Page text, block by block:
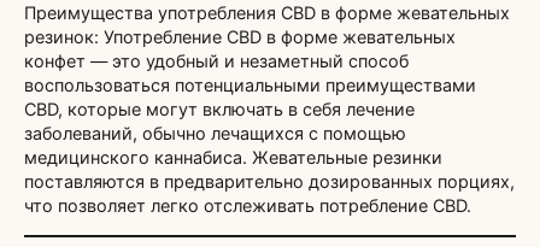
Преимущества употребления CBD в форме жевательных
резинок: Употребление CBD в форме жевательных
конфет — это удобный и незаметный способ
воспользоваться потенциальными преимуществами
CBD, которые могут включать в себя лечение
заболеваний, обычно лечащихся с помощью
медицинского каннабиса. Жевательные резинки
поставляются в предварительно дозированных порциях,
что позволяет легко отслеживать потребление CBD.